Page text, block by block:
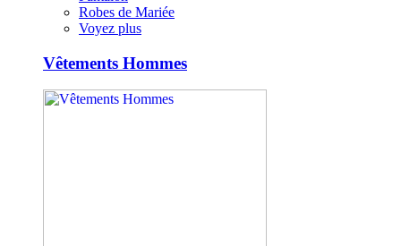
Robes de Mariée
Voyez plus
Vêtements Hommes